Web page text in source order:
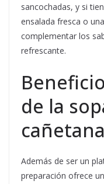
sancochadas, y si
ensalada fresca o
complementar los
refrescante.
de la
cañetana
Además de ser un
preparación ofrece